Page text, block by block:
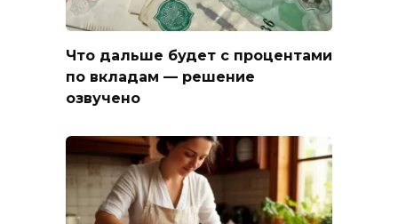
Что дальше будет с процентами
по вкладам — решение
озвучено